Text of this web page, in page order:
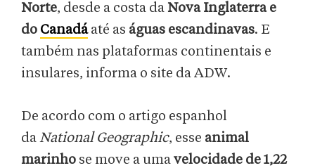
Norte, desde a costa da Nova Inglaterra e
do Canadáaté as águas escandinavas. E
também nas plataformas continentais e
insulares, informa o site da ADW.
De acordo com o artigo espanhol
daNational Geographic, esse animal
marinho se move a umavelocidade de 1,22